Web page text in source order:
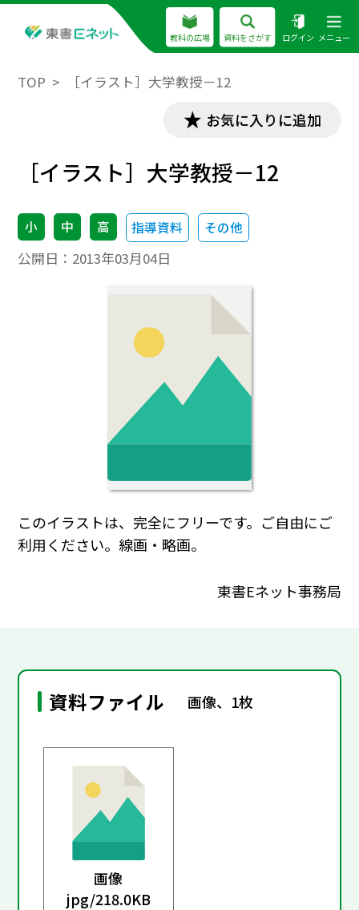
教科の広場 資料をさがす ログイン メニュー
TOP ［イラスト］大学教授－12
お気に入りに追加
［イラスト］大学教授－12
小 中 高 指導資料 その他
公開日： 2013年03月04日
このイラストは、完全にフリーです。ご自由にご
利用ください。線画・略画。
東書Eネット事務局
資料ファイル 画像、1枚
画像
jpg/218.0KB